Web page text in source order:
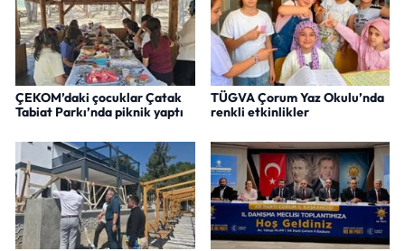
ÇEKOM’daki çocuklar Çatak
Tabiat Parkı’nda piknik yaptı
TÜGVA Çorum Yaz Okulu’nda
renkli etkinlikler